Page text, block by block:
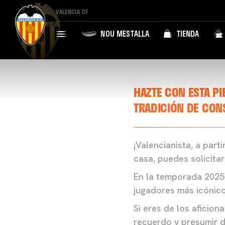
VALENCIA CF
NOU MESTALLA TIENDA
HAZTE CON ESTA
TRADICIÓN DE
¡Valencianista, a
casa, puedes
En la temporada
jugadores más
Si eres de los
recuerdo y presumir